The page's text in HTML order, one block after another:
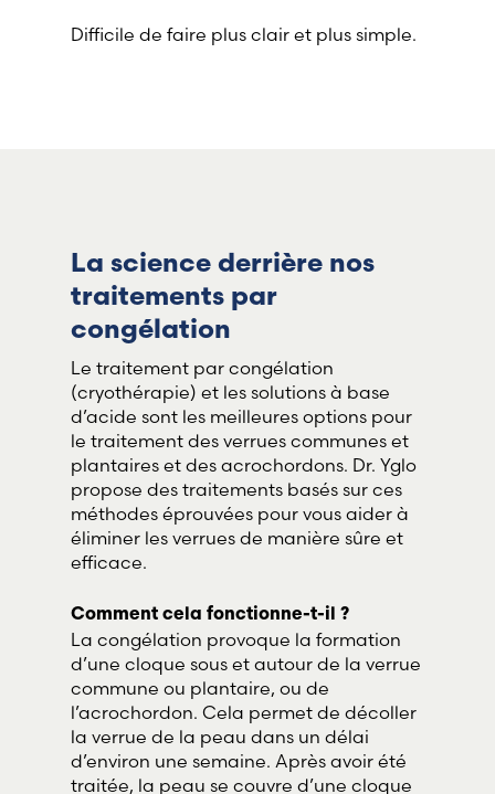
Difficile de faire plus clair et plus simple.
La science derrière nos
traitements par
congélation
Le traitement par congélation
(cryothérapie) et les solutions à base
d’acide sont les meilleures options pour
le traitement des verrues communes et
plantaires et des acrochordons. Dr. Yglo
propose des traitements basés sur ces
méthodes éprouvées pour vous aider à
éliminer les verrues de manière sûre et
efficace.
Comment cela fonctionne-t-il ?
La congélation provoque la formation
d’une cloque sous et autour de la verrue
commune ou plantaire, ou de
l’acrochordon. Cela permet de décoller
la verrue de la peau dans un délai
d’environ une semaine. Après avoir été
traitée, la peau se couvre d’une cloque